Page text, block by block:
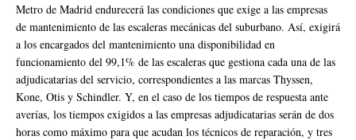
Metro de Madrid endurecerá las condiciones que exige a las empresas
de mantenimiento de las escaleras mecánicas del suburbano. Así, exigirá
a los encargados del mantenimiento una disponibilidad en
funcionamiento del 99,1% de las escaleras que gestiona cada una de las
adjudicatarias del servicio, correspondientes a las marcas Thyssen,
Kone, Otis y Schindler. Y, en el caso de los tiempos de respuesta ante
averías, los tiempos exigidos a las empresas adjudicatarias serán de dos
horas como máximo para que acudan los técnicos de reparación, y tres